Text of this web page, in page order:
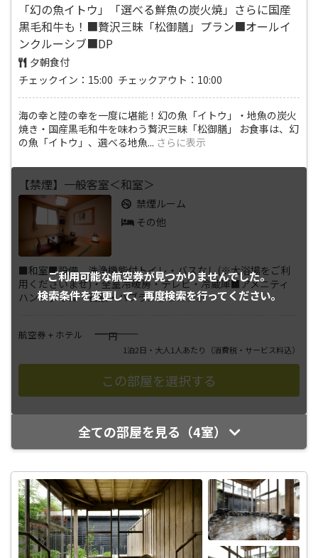
「幻の魚イトウ」「選べる鮮魚の炭火焼」さらに国産
黒毛和牛も！■贅沢三昧「松御膳」プラン■オールイ
ンクルーシブ■DP
夕朝食付
チェックイン：15:00 チェックアウト：10:00
海の幸と陸の幸を一度に堪能！幻の魚「イトウ」・地魚の炭火
焼き・国産黒毛和牛を味わう贅沢三昧「松御膳」 お食事は、幻
の魚「イトウ」、選べる地魚... さらに表示
ご利用可能な航空券が見つかりませんでした。
検索条件を変更して、再度検索を行ってください。
【禁煙】一般客室＜和室＞
禁煙ルーム
その他
■和室■設備 洗浄機能付トイレ・バスなし(※大浴場をご利
用くださいませ)・全室冷暖房・テレビ・冷蔵庫■アメニティ
ハンドタオル・石鹸・ハブラ...さらに表示
航空券 + ホテル ――――円
1泊2日・大人1人あたり （消費税・サービス料込）
全ての部屋を見る（4室）